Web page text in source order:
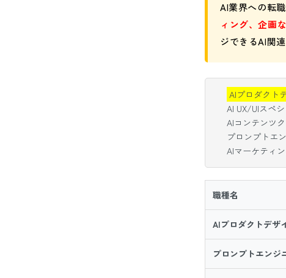
AI業界への転
ィング、企画
ジできるAI関
AIプロダクト
AI UX/UIスペ
AIコンテンツ
プロンプトエ
AIマーケティ
職種名
AIプロダクトデザ
プロンプトエンジ